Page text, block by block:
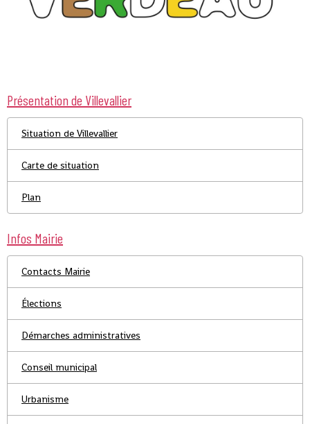
Présentation de Villevallier
Situation de Villevallier
Carte de situation
Plan
Infos Mairie
Contacts Mairie
Élections
Démarches administratives
Conseil municipal
Urbanisme